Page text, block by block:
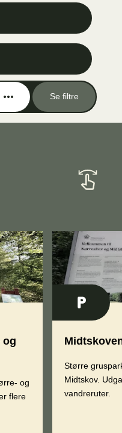
Se filtre
og
og
flere
Større
Midtskov.
vandreruter.